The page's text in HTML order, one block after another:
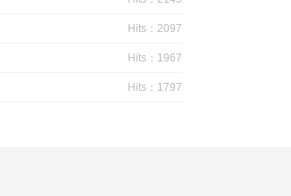
Hits：2097
Hits：1967
Hits：1797